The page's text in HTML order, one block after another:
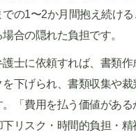
の1〜2か月間抱え続ける
合の隠れた負担です。
士に依頼すれば、書類作
下げられ、書類収集や
「費用を払う価値がある
下リスク・時間的負担・